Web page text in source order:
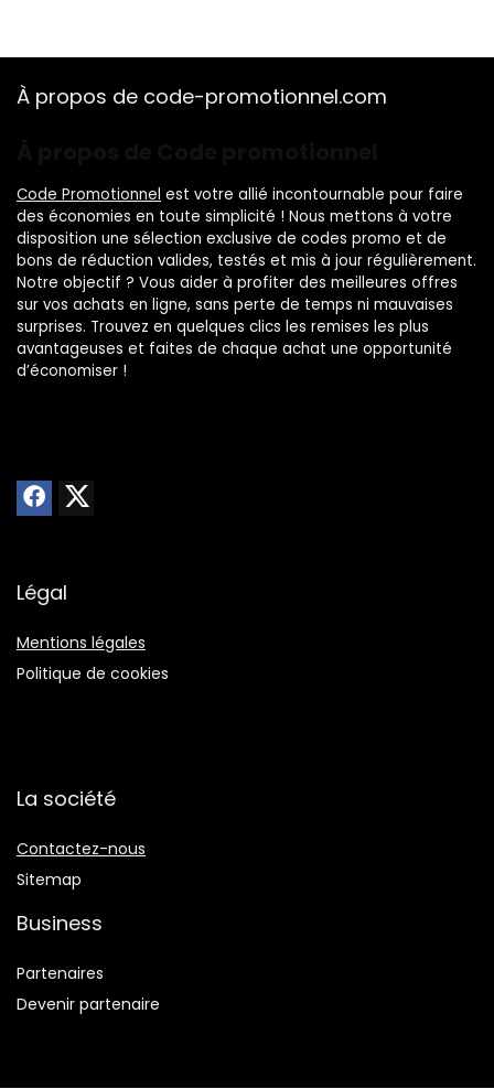
À propos de code-promotionnel.com
Code Promotionnel est votre allié incontournable pour faire
des économies en toute simplicité ! Nous mettons à votre
disposition une sélection exclusive de codes promo et de
bons de réduction valides, testés et mis à jour régulièrement.
Notre objectif ? Vous aider à profiter des meilleures offres
sur vos achats en ligne, sans perte de temps ni mauvaises
surprises. Trouvez en quelques clics les remises les plus
avantageuses et faites de chaque achat une opportunité
d’économiser !
Légal
Mentions légales
Politique de cookies
La société
Contactez-nous
Sitemap
Business
Partenaires
Devenir partenaire